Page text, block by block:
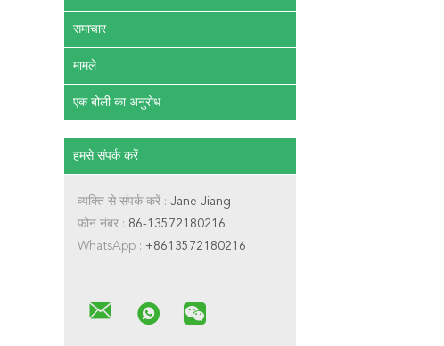
समाचार
मामले
एक बोली का अनुरोध
हमसे संपर्क करें
व्यक्ति से संपर्क करें : Jane Jiang
फ़ोन नंबर : 86-13572180216
WhatsApp : +8613572180216